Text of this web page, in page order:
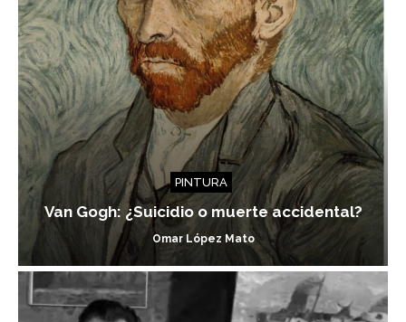
PINTURA
Van Gogh: ¿Suicidio o muerte accidental?
Omar López Mato